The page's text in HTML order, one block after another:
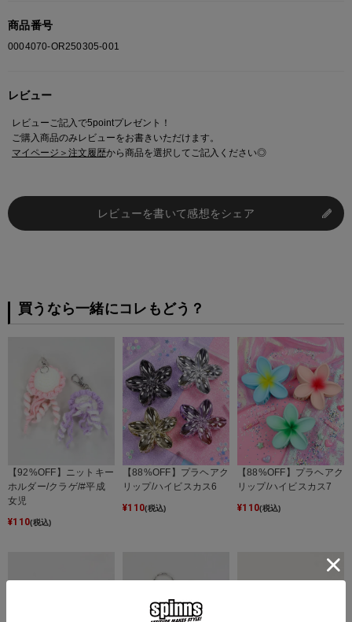
商品番号
0004070-OR250305-001
レビュー
レビューご記入で5pointプレゼント！
ご購入商品のみレビューをお書きいただけます。
マイページ＞注文履歴から商品を選択してご記入ください◎
レビューを書いて感想をシェア
買うなら一緒にコレもどう？
【92%OFF】ニットキー
ホルダー/クラゲ/#平成
女児
¥110(税込)
【88%OFF】プラヘアク
リップ/ハイビスカス6
¥110(税込)
【88%OFF】プラヘアク
リップ/ハイビスカス7
¥110(税込)